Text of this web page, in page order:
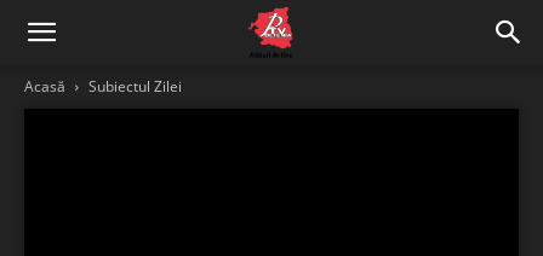
Acasă Subiectul Zilei